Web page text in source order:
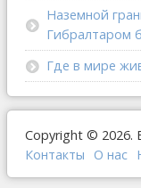
Наземной
Гибралтаром
Где в мире
Copyright © 2026.
Контакты
О наc